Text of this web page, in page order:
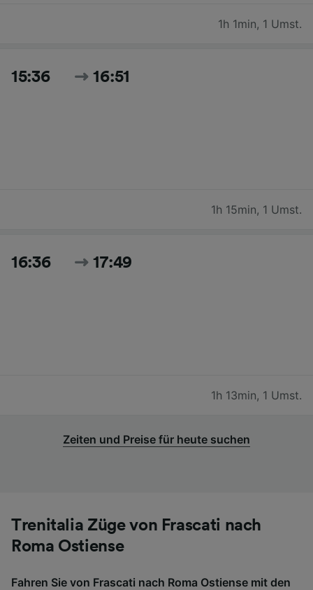
1h 1min, 1 Umst.
15:36 16:51
1h 15min, 1 Umst.
16:36 17:49
1h 13min, 1 Umst.
Zeiten und Preise für heute suchen
Trenitalia Züge von Frascati nach
Roma Ostiense
Fahren Sie von Frascati nach Roma Ostiense mit den